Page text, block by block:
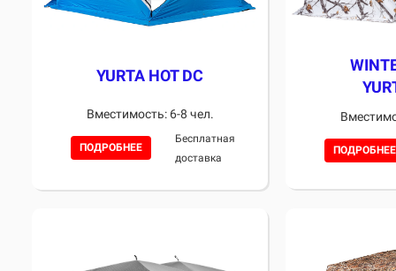
YURTA HOT DC
Вместимость: 6-8 чел.
ПОДРОБНЕЕ
Бесплатная
доставка
ПОДРОБНЕЕ